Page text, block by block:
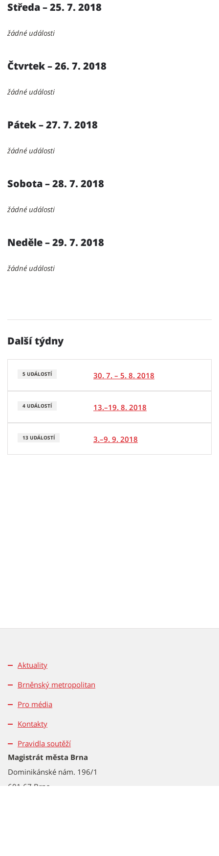
Středa – 25. 7. 2018
žádné události
Čtvrtek – 26. 7. 2018
žádné události
Pátek – 27. 7. 2018
žádné události
Sobota – 28. 7. 2018
žádné události
Neděle – 29. 7. 2018
žádné události
Další týdny
5 UDÁLOSTÍ 30. 7. – 5. 8. 2018
4 UDÁLOSTÍ 13.–19. 8. 2018
13 UDÁLOSTÍ 3.–9. 9. 2018
Aktuality
Brněnský metropolitan
Pro média
Kontakty
Pravidla soutěží
Magistrát města Brna
Dominikánské nám. 196/1
601 67 Brno